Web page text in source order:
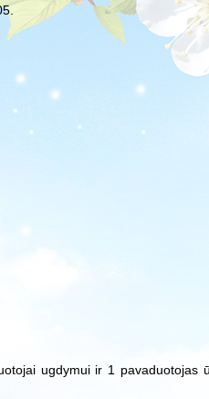
ugdymui ir 1 pavaduotojas